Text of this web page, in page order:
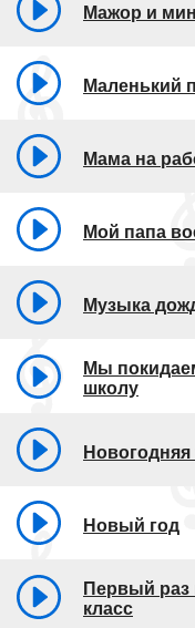
Мажор и
Маленький
Мама на
Мой папа
Музыка
Мы
школу
Новый год
Первый
класс